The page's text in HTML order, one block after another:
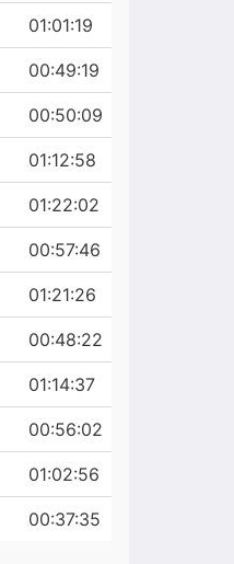
01:01:19
00:49:19
00:50:09
01:12:58
01:22:02
00:57:46
01:21:26
00:48:22
01:14:37
00:56:02
01:02:56
00:37:35